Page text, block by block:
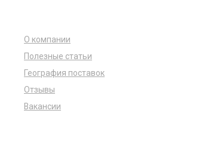
О компании
Полезные статьи
География поставок
Отзывы
Вакансии